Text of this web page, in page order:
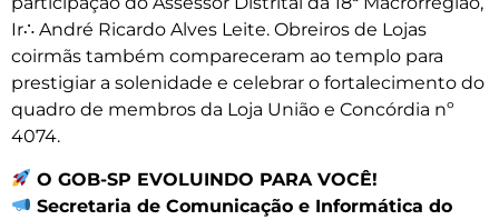
Ir∴ André Ricardo Alves Leite. Obreiros de Lojas
coirmãs também compareceram ao templo para
prestigiar a solenidade e celebrar o fortalecimento do
quadro de membros da Loja União e Concórdia nº
4074.
O GOB-SP EVOLUINDO PARA VOCÊ!
Secretaria de Comunicação e Informática do